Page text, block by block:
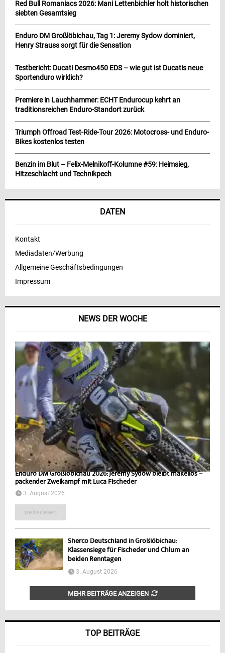
NEWS DER WOCHE
Enduro DM Großlöbichau 2026: Jeremy Sydow bleibt makellos –
packender Zweikampf mit Luca Fischeder
3. August 2026
weiterlesen
Sherco Deutschland in Großlöbichau:
Klassensiege für Fischeder und Chlum an
beiden Renntagen
3. August 2026
MEHR BEITRÄGE ANZEIGEN
TOP BEITRÄGE
Red Bull Romaniacs 2026: Mani Lettenbichler holt historischen
siebten Gesamtsieg
Enduro DM Großlöbichau, Tag 1: Jeremy Sydow dominiert,
Henry Strauss sorgt für die Sensation
Testbericht: Ducati Desmo450 EDS – wie gut ist Ducatis neue
Sportenduro wirklich?
Premiere in Lauchhammer: ECHT Endurocup kehrt an
traditionsreichen Enduro-Standort zurück
Triumph Offroad Test-Ride-Tour 2026: Motocross- und Enduro-
Bikes kostenlos testen
Benzin im Blut – Felix-Melnikoff-Kolumne #59: Heimsieg,
Hitzeschlacht und Technikpech
DATEN
Kontakt
Mediadaten/Werbung
Allgemeine Geschäftsbedingungen
Impressum